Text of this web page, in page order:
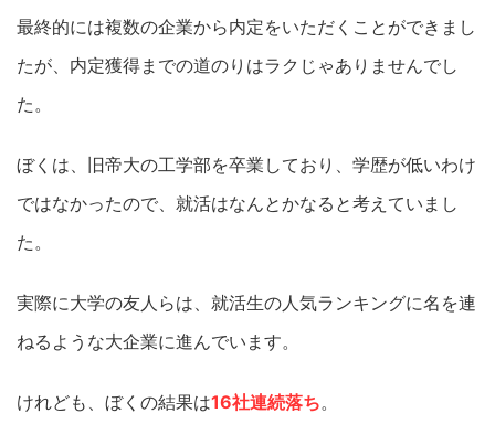
最終的には複数の企業から内定をいただくことができまし
たが、内定獲得までの道のりはラクじゃありませんでし
た。
ぼくは、旧帝大の工学部を卒業しており、学歴が低いわけ
ではなかったので、就活はなんとかなると考えていまし
た。
実際に大学の友人らは、就活生の人気ランキングに名を連
ねるような大企業に進んでいます。
けれども、ぼくの結果は16社連続落ち。